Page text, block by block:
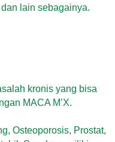
lain sebagainya.
kronis yang bisa
MACA M’X.
Osteoporosis, Prostat,